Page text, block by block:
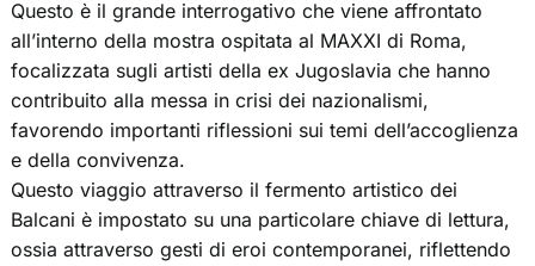
Questo è il grande interrogativo che viene affrontato
all’interno della mostra ospitata al MAXXI di Roma,
focalizzata sugli artisti della ex Jugoslavia che hanno
contribuito alla messa in crisi dei nazionalismi,
favorendo importanti riflessioni sui temi dell’accoglienza
e della convivenza.
Questo viaggio attraverso il fermento artistico dei
Balcani è impostato su una particolare chiave di lettura,
ossia attraverso gesti di eroi contemporanei, riflettendo